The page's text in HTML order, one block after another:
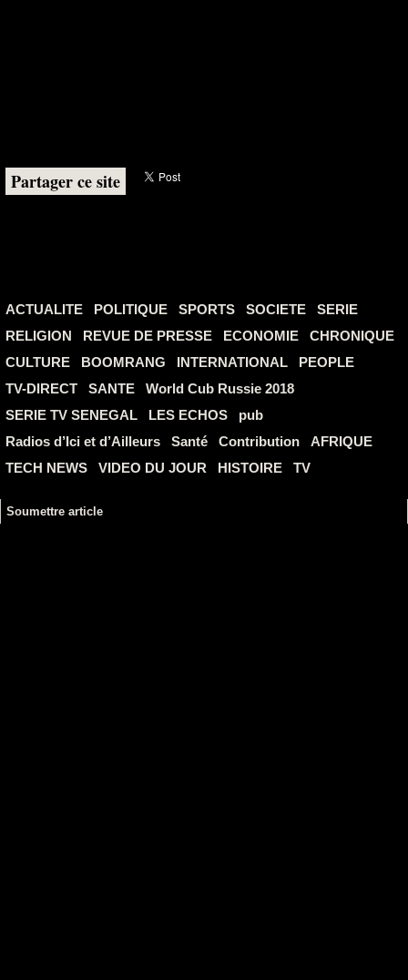
Partager ce site
ACTUALITE POLITIQUE SPORTS SOCIETE
SERIE
RELIGION
REVUE DE PRESSE ECONOMIE
CHRONIQUE
CULTURE
BOOMRANG INTERNATIONAL
PEOPLE
TV-DIRECT
SANTE
World Cub Russie 2018
SERIE TV SENEGAL
LES ECHOS
pub
Radios d’Ici et d’Ailleurs
Santé Contribution
AFRIQUE
TECH NEWS
VIDEO DU JOUR HISTOIRE TV
Soumettre article